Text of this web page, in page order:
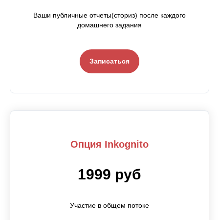
Ваши публичные отчеты(сториз) после каждого
домашнего задания
Записаться
Опция Inkognito
1999 руб
Участие в общем потоке